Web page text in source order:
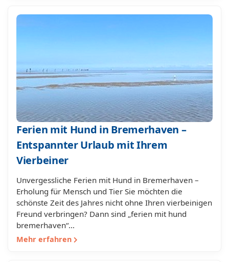
Ferien mit Hund in Bremerhaven –
Entspannter Urlaub mit Ihrem
Vierbeiner
Unvergessliche Ferien mit Hund in Bremerhaven –
Erholung für Mensch und Tier Sie möchten die
schönste Zeit des Jahres nicht ohne Ihren vierbeinigen
Freund verbringen? Dann sind „ferien mit hund
bremerhaven“…
Mehr erfahren